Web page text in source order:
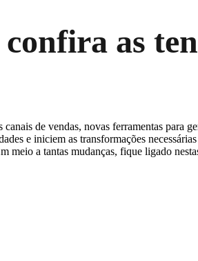
as
de vendas, novas ferramentas para
e iniciem as transformações
a tantas mudanças, fique ligado